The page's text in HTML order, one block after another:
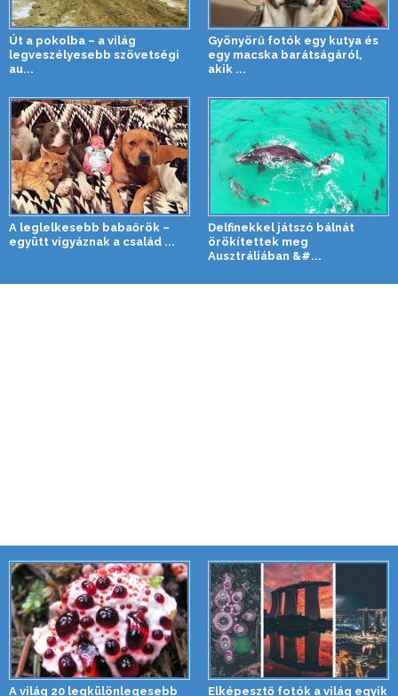
Út a pokolba – a világ
legveszélyesebb szövetségi
au...
Gyönyörű fotók egy kutya és
egy macska barátságáról,
akik ...
A leglelkesebb babaőrök –
együtt vigyáznak a család ...
Delfinekkel játszó bálnát
örökítettek meg
Ausztráliában &#...
A világ 20 legkülönlegesebb Elképesztő fotók a világ egyik